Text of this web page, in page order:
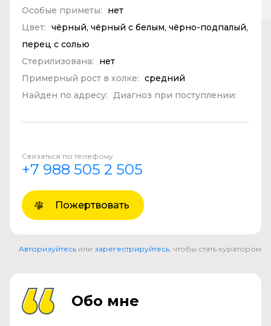
Особые приметы:
нет
Цвет: чёрный, чёрный с белым, чёрно-подпалый,
перец с солью
Стерилизована:
нет
Примерный рост в холке: средний
Найден по адресу: Диагноз при поступлении:
Связаться по телефону
+7 988 505 2 505
Пожертвовать
Авторизуйтесь или зарегестрируйтесь , чтобы стать куратором
Обо мне